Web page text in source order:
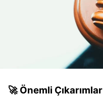
🚀 Önemli Çıkarımlar